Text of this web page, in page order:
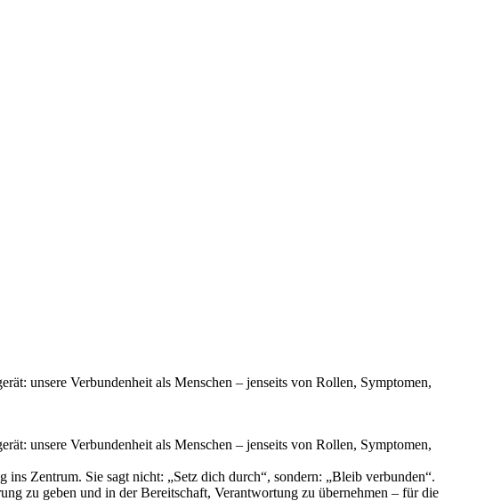
unsere Verbundenheit als Menschen – jenseits von Rollen, Symptomen,
unsere Verbundenheit als Menschen – jenseits von Rollen, Symptomen,
Zentrum. Sie sagt nicht: „Setz dich durch“, sondern: „Bleib verbunden“.
zu geben und in der Bereitschaft, Verantwortung zu übernehmen – für die